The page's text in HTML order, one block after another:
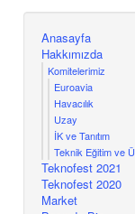
Anasayfa
Hakkımızda
Komitelerimiz
Euroavia
Havacılık
Uzay
İK ve Tanıtım
Teknik Eğitim ve
Teknofest 2021
Teknofest 2020
Market